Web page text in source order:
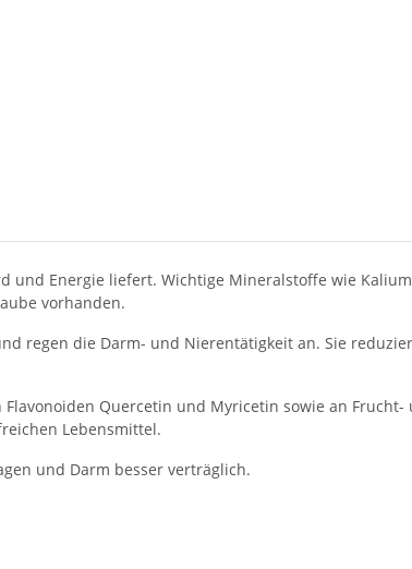
Energie liefert. Wichtige Mineralstoffe wie
vorhanden.
regen die Darm- und Nierentätigkeit an. Sie
Quercetin und Myricetin sowie an
Lebensmittel.
und Darm besser verträglich.